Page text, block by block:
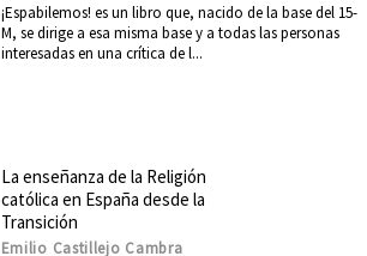
¡Espabilemos! es un libro que, nacido de la base del 15-
M, se dirige a esa misma base y a todas las personas
interesadas en una crítica de l...
La enseñanza de la Religión
católica en España desde la
Transición
Emilio Castillejo Cambra